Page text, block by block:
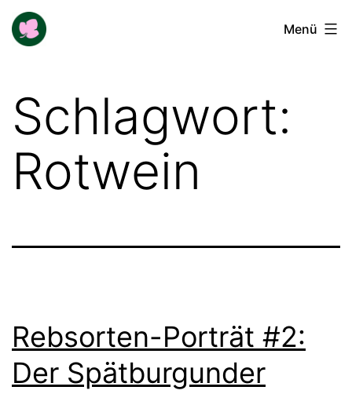
Zum
Inhalt
Buga-
Menü
Schlagwort:
Rotwein
Rebsorten-Porträt #2:
Der Spätburgunder